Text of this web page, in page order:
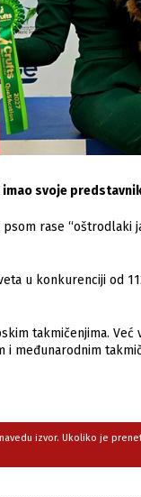
svoje
rase “oštrodlaki
u konkurenciji od
takmičenjima. Već
i međunarodnim
izvor. Ukoliko je